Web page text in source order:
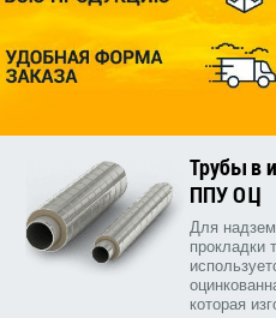
Трубы в
ППУ ОЦ
Для
прокладки
которая